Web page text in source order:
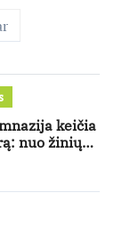
keičia
nuo žinių
supratimo ir